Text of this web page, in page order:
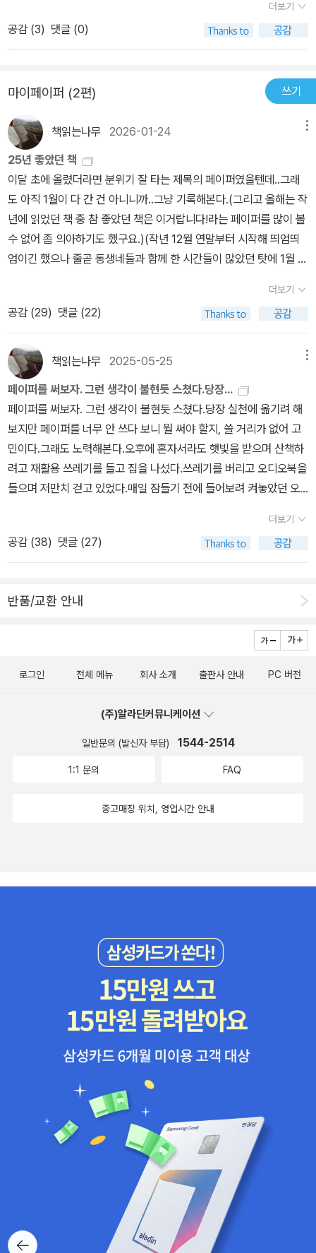
면서부터 자국 우선주의 및 다른 인종에 대한 차별이 늘어난 걸 보면
그냥 현재 이야기 같다. 그리고 차별과 폭력 및 저항 등에 대해 적나라
하게 보여주는데 이것 또한 너무 요즘 이야기…ㅠㅠ 미국답지 않다는
는 장면들은 너무 슬프고 화가 났다. 작년 12월, 우리나라에서 벌어진
권은 엄마 마거릿이 비폭력적인 ‘시‘와 ’언어‘로 현실을 알리고 저항하
는 장면인데 너무 마음 아팠고, 찡했다. 마지막에 버드에게 말하는 글
은 눈물이 날 뻔했네ㅜㅜ 인종이 다르다는 이유만으로 차별받지 않는
세상이 오길 바라며..🌸P.146우리의 모든 잃어버린 심장은흩어져 다
른 곳에서 싹을 틔운다.🌸P.309옛날에 러시아에 글쓰기를 금지당한
시인이 있었습니다. 그녀는 침묵 대신 불을 선택했습니다. 매일 밤 그
녀는 종잇조각에 글을 쓰고 또 쓰면서 내용을 기억에 새겼습니다. 새
다. 오랜 세월 그녀의 글은 이 과정을 반복했습니다. 어둠 속에서 부활
했 다가 먼동이 밝아오면 죽었습니다. 결국 그녀가 쓴 글의 생명은 불
꽃에 새겨졌습니다. 시인은 친구들 귀에 대고 시를 중얼거렸고, 친구
들은 시를 외어 혀 아래 숨겨 옮겼습니다. 입에서 귀로, 친구들은 시를
다른 이에게 옮겼고 결국 온 세상이 시인의 잃어 버린 글을 속삭였습
니다.🌸P.380기쁨과 저울질하지 않고 단순히 그 위에 덮어씌우는,
끝없이 이어지는 죄의 목록. 두 가지 목록이 서로 섞이고 합쳐지면서
모든 작은 순간이 사람을, 관계를, 인생을 모자이크처럼 이루는 것은
아닐까? 그렇다면 버드는 무엇을 배우게 될까? 엄마도 실수할 수 있
다는 것. 그녀도 그저 인간에 불과했다는 것.#우리의잃어버린심장 #
셀레스트잉 #비채 #북스타그램 #책스타그램 #책리뷰 #책추천 #도
더보기
공감 (3) 댓글 (0)
마이페이퍼 (2편) 쓰기
책읽는나무 2026-01-24
25년 좋았던 책
이달 초에 올렸더라면 분위기 잘 타는 제목의 페이퍼였을텐데..그래
도 아직 1월이 다 간 건 아니니까..그냥 기록해본다.(그리고 올해는 작
년에 읽었던 책 중 참 좋았던 책은 이거랍니다!라는 페이퍼를 많이 볼
수 없어 좀 의아하기도 했구요.)(작년 12월 연말부터 시작해 띄엄띄
엄이긴 했으나 줄곧 동생네들과 함께 한 시간들이 많았던 탓에 1월 첫
신 못차리고 있는 인간으로 하루하루를 보내는 중이었던지라 페이퍼
작성이 많이 늦어버린 것도 있지만…내가 작년에 어떤 각오로? 읽었
던 책이었는데 이걸 자랑도 못하고 그냥 넘긴단 말인가….그래서 좀
아쉽기도 했구요.)내가 읽은 책 중 좋았던 책들을 추슬러보다 보니 뭐
랄까…혼자 너무 재밌었고, 혼자 너무 감동받았고, 혼자 너무 놀라기
도 했었고, 혼자 너무 심각하기도 했었어서…이게 다 너무 나 혼자만
좋았던 책이었을까? 물음표가 계속 맴돌아 페이퍼를 쓸까, 말까 망설
인 탓도 좀 있었고…늘 마음이 이랬다 저랬다 갈팡질팡 하다 보니 나
의 최애책이라고 딱 지정하는 그런 걸 못하기도 하고…사실 책만 그런
것도 아니지만ㅜ.ㅜ(그래서 좋았던 책 몇 권만 고르는데 엄청 고민스
러워 식겁했다는 말입니다.)암튼 딱 10권만 고를까? 작가별로 고를
까? 거두절미 그냥 딱 5권만 해?….선정하는데도 눈에 밟히는 책들이
참 많았어서..눈 딱 감고 짧게 가기로 했다.(작게나마 딱 10권!)작년
못 채우는 해도 있어 아쉬운 마음도 종종 들었는데 25년은 100권을
독덕분에 산책을 하거나 뜨개를 할 때 귀로 들었던 책들이 포함이 되
어 숫자가 더 늘었을 수도 있다.암튼 읽었던 책들 중 가장 좋았던 책들
은 대부분 소설에 해당되었다. 특히나 한국소설을 부러 많이 찾아 읽
목차를 찬찬히 훑었다.책을 읽으면서 좋았던 기억과 감동이 되살아나
봄밤의 모든 것>마침 작년 늦은 봄에 읽었던 것 같다. 아닌가? 초여
름에 읽었던가? 계절이 뭐가 중요하겠느냐만 작가의 문체는 봄밤의
기운의 바람이 다시 불어 찬기운을 가시게 해주는 느낌이랄까.앞서
라보는 시선이 점점 넓어져가고 있는데 그 시선 끝이 우리가 애써 고
개를 돌리고 싶을 때 바라보라고 집요하게 고개를 잡아당기는 느낌이
들었다.그래서인지 소설을 읽으면서 내가 성장해가는 기분도 들었다.
그래도 세 권 중 고르라면 내가 가장 좋았던 책은 <비행운>이다. <안
녕이라 그랬어>도 분명 좋았는데 <비행운>에서 느꼈던 놀라움이 더
컸던지라…김보영 작가의 소설도 제법 읽었더랬다. 완전 푹 빠져 읽었
게임등 주제가 참 다양하던데 그 모든 것들의 기본 밑바닥엔 사랑이
깔려 있는 듯 했다. SF소설 읽기가 내겐 쉽지 않은 영역인데 그래도
자꾸 읽고 싶게 만드는 그 힘이 뭘까? 생각해보면 결국 인간에 대한
사랑이었나. 싶더라…특히나 SF 여성작가들의 소설에서 그런 부분을
많이 느끼게 되었는데 그래서 자꾸 찾아 읽었던 것 같다. 그래서 또 찜
해놓은 작가들도 수두룩해졌고…암튼 김보영 작가의 소설은 많이 읽
었던 탓에 한 권을 고르기가 너무 힘들었다. 그래도 한 권을 고르라면
최근에 나온 소설집인 <고래눈이 내리다>가 될 것 같다.이 책에서도
죽음에 관한 주제의 단편들이 몇 개 있는데 개인적으로 김보영 작가
더보기
공감 (29) 댓글 (22)
책읽는나무 2025-05-25
페이퍼를 써보자. 그런 생각이 불현듯 스쳤다.당장...
페이퍼를 써보자. 그런 생각이 불현듯 스쳤다.당장 실천에 옮기려 해
보지만 페이퍼를 너무 안 쓰다 보니 뭘 써야 할지, 쓸 거리가 없어 고
민이다.그래도 노력해본다.오후에 혼자서라도 햇빛을 받으며 산책하
려고 재활용 쓰레기를 들고 집을 나섰다.쓰레기를 버리고 오디오북을
들으며 저만치 걷고 있었다.매일 잠들기 전에 들어보려 켜놓았던 오
반복. 누가 보면 너무 좋아해서 듣고 듣고 또 듣는 에세이집인 줄 오해
받겠단 생각이 든다.오늘은 걸으면서 무조건 다 들어버리라. 다짐했
건만…남편에게서 어디냐고? 지금 집을 나섰다고 전화가 왔다.아..오
멈춤을 눌렀다.일단 소공원에서 남편과 재회했다.그곳은 가족 단위로
피크닉을 나온 집들이 많아 아이들의 고함 소리와 웃음 소리가 끊이
질 않았다.한적한 곳에 살고 있어 그런지 사실 아이들을 많이 볼 수가
없었는데 집 밖을 나와 뛰어 노는 아이들을 보니 같이 즐거워졌다.남
확실히 발을 들여놓아서 그런지 종종 어린 아이들을 보면 저절로 입
들려 뭐지? 궁금해 뛰어갔다.아마츄어 공연단들의 춤과 노래 공연이
있었다.노래는 이미 끝나버려 못 들었는데 댄스팀 춤 공연을 지켜봤
의 웨이브와 그에 맞춰 넘실거리는 긴 머리카락.젊은 관절들이 부러
자고 못 움직이게 막았다.춤을 잘 춰서 멋져 보이기도 했지만 무언가
지 않을까, 추측하며 공연하는 사람들과 관객들의 뒤통수를 동시에
바라보았다.젊음의 춤선과 나이든 희끗한 머리카락의 묘한 대비.공연
은 금방 끝났고 둘이서 살짝 걸었는데도 해가 제법 뜨거운지라 갈증
이 절로 났다.꽤나 출출해지기도 하여 며칠 째 벼르던 밀면을 먹기로
했다.집에 있는 애들은 그냥 밥을 먼저 먹겠다는 아이 하나,햄버거를
어가면 될 듯 하여 근처 밀면집을 찾아 들어갔다.올 해 첫 밀면이었다.
나는 칼국수나 잔치국수만 좋아하는 면러버였었는데 모든 면을 좋아
하는 남편을 만나 더워지기 시작하면 무조건 밀면 아니면 냉면을 먹
게 되어 면러버에서 거의 면킬러 수준이 되어버린 게 아닌가 싶다. 부
산 남자라 그런가 때가 되면 밀면은 무조건 흡입하던데. 곁에서 지켜
보다 보니 같이 흡입하고 있었다.나는 맵질이어 매울까봐 비빔면은
통과하고 무조건 물밀면만 먹는다.나이 들어가면서 때론 면이 소화가
잘 안되고 속이 더부룩 할 때가 많아졌지만 점심 한 끼는 왠지 가볍게
면으로 때우고 싶을 때가 종종 있다.몇 년 전 자주 가던 밀면집이 있었
는데 그 가게가 이전하면서 맛이 좀 변한 듯 하여 찾아가지 않게 되면
더보기
공감 (38) 댓글 (27)
반품/교환 안내
뒤로가
기
로그인 전체 메뉴 회사 소개 출판사 안내 PC 버전
(주)알라딘커뮤니케이션
일반문의 (발신자 부담) 1544-2514
1:1 문의 FAQ
중고매장 위치, 영업시간 안내